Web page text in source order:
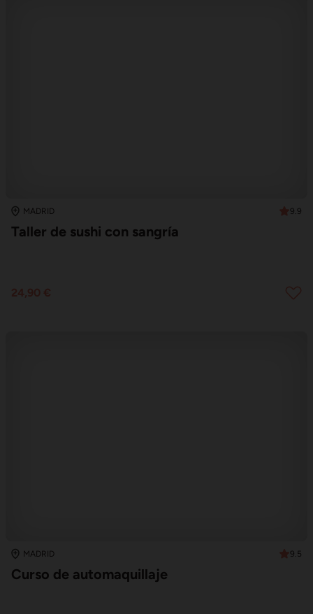
MADRID 9.9
Taller de sushi con sangría
24,90 €
MADRID 9.5
Curso de automaquillaje